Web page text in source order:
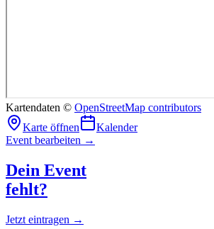
Kartendaten © OpenStreetMap contributors
Karte öffnen
Kalender
Event bearbeiten →
Dein Event
fehlt?
Jetzt eintragen →